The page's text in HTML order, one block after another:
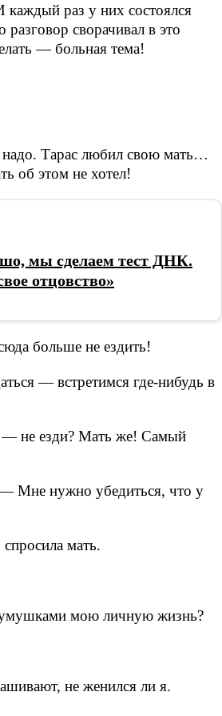
каждый раз у них состоялся
сворачивал в это
— больная тема!
Тарас любил свою мать…
об этом не хотел!
мы сделаем тест ДНК.
отцовство»
больше не ездить!
— встретимся где-нибудь в
— не езди? Мать же! Самый
— Мне нужно убедиться, что у
мать.
мою личную жизнь?
не женился ли я.